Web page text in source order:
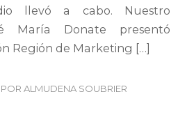
llevó a cabo. Nuestro
María Donate presentó
Región de Marketing […]
POR ALMUDENA SOUBRIER